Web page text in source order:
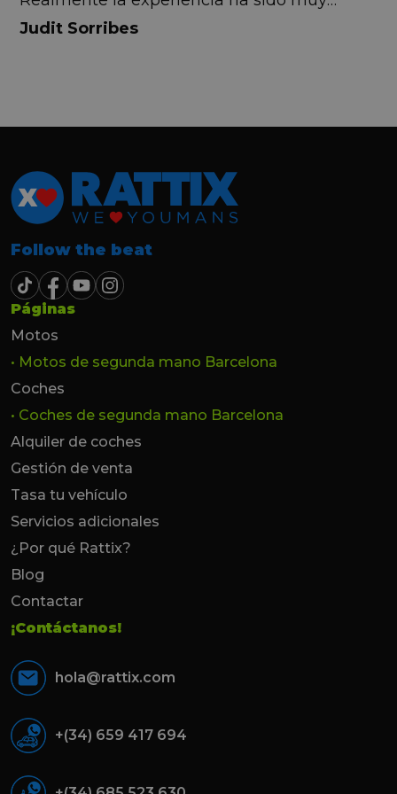
buena, Carolina ha sido siempre muy atenta
y profesional. Finalmente mi hermana se
Judit Sorribes
Follow the beat
Páginas
Motos
• Motos de segunda mano Barcelona
Coches
• Coches de segunda mano Barcelona
Alquiler de coches
Gestión de venta
Tasa tu vehículo
Servicios adicionales
¿Por qué Rattix?
Blog
Contactar
¡Contáctanos!
hola@rattix.com
+(34) 659 417 694